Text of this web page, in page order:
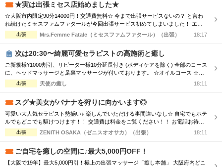
★実は出張ミセス店始めました★
☆大阪市内限定90分14000円！交通費無料☆ 今まで出張サービスないの？ と言わ
れ続けたミセスファムファタールが今回出張サービス初めてしまいました！ エリ
アによっては交通費の差が出ますので詳細はTELにてお伝えさせて頂きます。 90
分コース14000円 120分コース18000円 でのご案内☆ 是非この機会に一度お電話お
出張 Mrs.Femme Fatale（ミセスファムファタール）（出張） 18:17
次は20:30〜綺麗可愛セラピストの高施術と癒し
ご新規様¥1000割引、リピーター様10分延長付き (ボディケアを除く) 全部のコース
に、ヘッドマッサージと足裏マッサージが付いております。 ☆オイルコース ☆オ
イルミックスコース 90分 ￥13,000→¥12,000 120分 ￥16,000→¥15,000 150分 ￥2
0,000→¥19,000 180分 ￥24,000→¥23,000 ☆ボディケアマッサージコース 90分
出張 天使の癒し 18:11
スグ★美女がバナナを狩りに向かいます◎
可愛い大人気セラピスト勢揃い♪ 楽しんでいただける事間違いなし☆ 自宅でもホテ
ルでもどこでも駆けつけます！！ 交通費は料金をご覧ください！！ お電話お待ち
しております(^^♪ TEL070-5654-8310 営業時間;10:00-翌5:00 場所;日本橋、谷九付
近
出張 ZENITH OSAKA（ゼニスオオサカ）（出張） 18:11
ご自宅を癒しの空間に♪最大5,000円OFF！
【大阪で19年】最大5,000円引！極上の出張マッサージ「癒し本舗」 大阪府内どこ